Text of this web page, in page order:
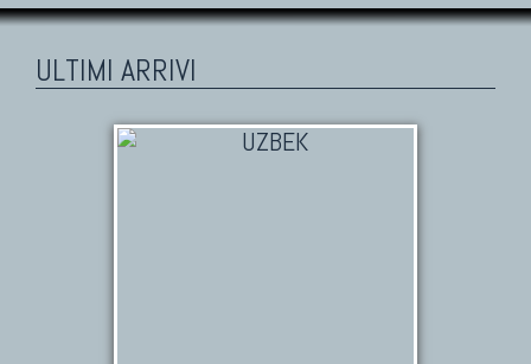
ULTIMI ARRIVI